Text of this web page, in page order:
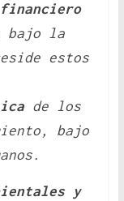
financiero
bajo la
estos
de los
bajo
y